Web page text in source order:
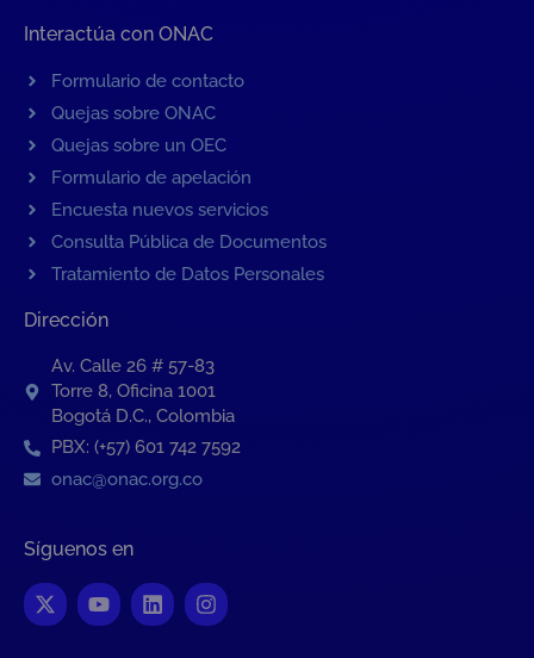
Interactúa con ONAC
Formulario de contacto
Quejas sobre ONAC
Quejas sobre un OEC
Formulario de apelación
Encuesta nuevos servicios
Consulta Pública de Documentos
Tratamiento de Datos Personales
Dirección
Av. Calle 26 # 57-83
Torre 8, Oficina 1001
Bogotá D.C., Colombia
PBX: (+57) 601 742 7592
onac@onac.org.co
Síguenos en